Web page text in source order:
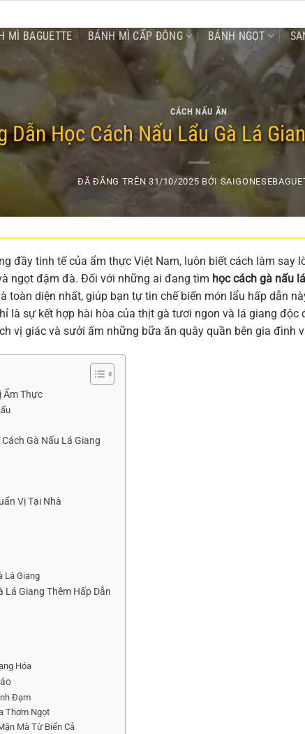
MÌ BAGUETTE BÁNH MÌ CẤP ĐÔNG BÁNH NGỌT
CÁCH NẤU ĂN
Dẫn Học Cách Nấu Lẩu Gà Lá
ĐÃ ĐĂNG TRÊN 31/10/2025 BỞI
đầy tinh tế của ẩm thực Việt Nam, luôn biết cách làm say
ngọt đậm đà. Đối với những ai đang tìm học cách gà nấu
toàn diện nhất, giúp bạn tự tin chế biến món lẩu hấp dẫn
là sự kết hợp hài hòa của thịt gà tươi ngon và lá giang độc
vị giác và sưởi ấm những bữa ăn quây quần bên gia đình
Ẩm Thực
Gà Nấu Lá Giang
Vị Tại Nhà
Lá Giang
Lá Giang Thêm Hấp Dẫn
Hóa
Đạm
Thơm Ngọt
Mà Từ Biển Cả